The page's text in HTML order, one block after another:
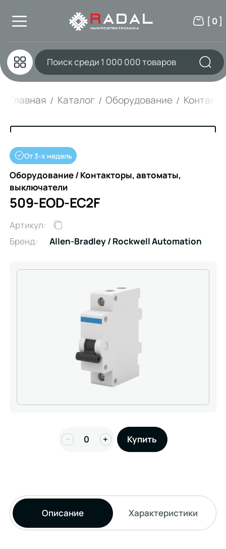
[ 0 ]
Главная Каталог Оборудование
От 3-х недель
Оборудование / Контакторы, автоматы,
выключатели
509-EOD-EC2F
Артикул:
Бренд:
Allen-Bradley / Rockwell Automation
− + Купить
Описание Характеристики